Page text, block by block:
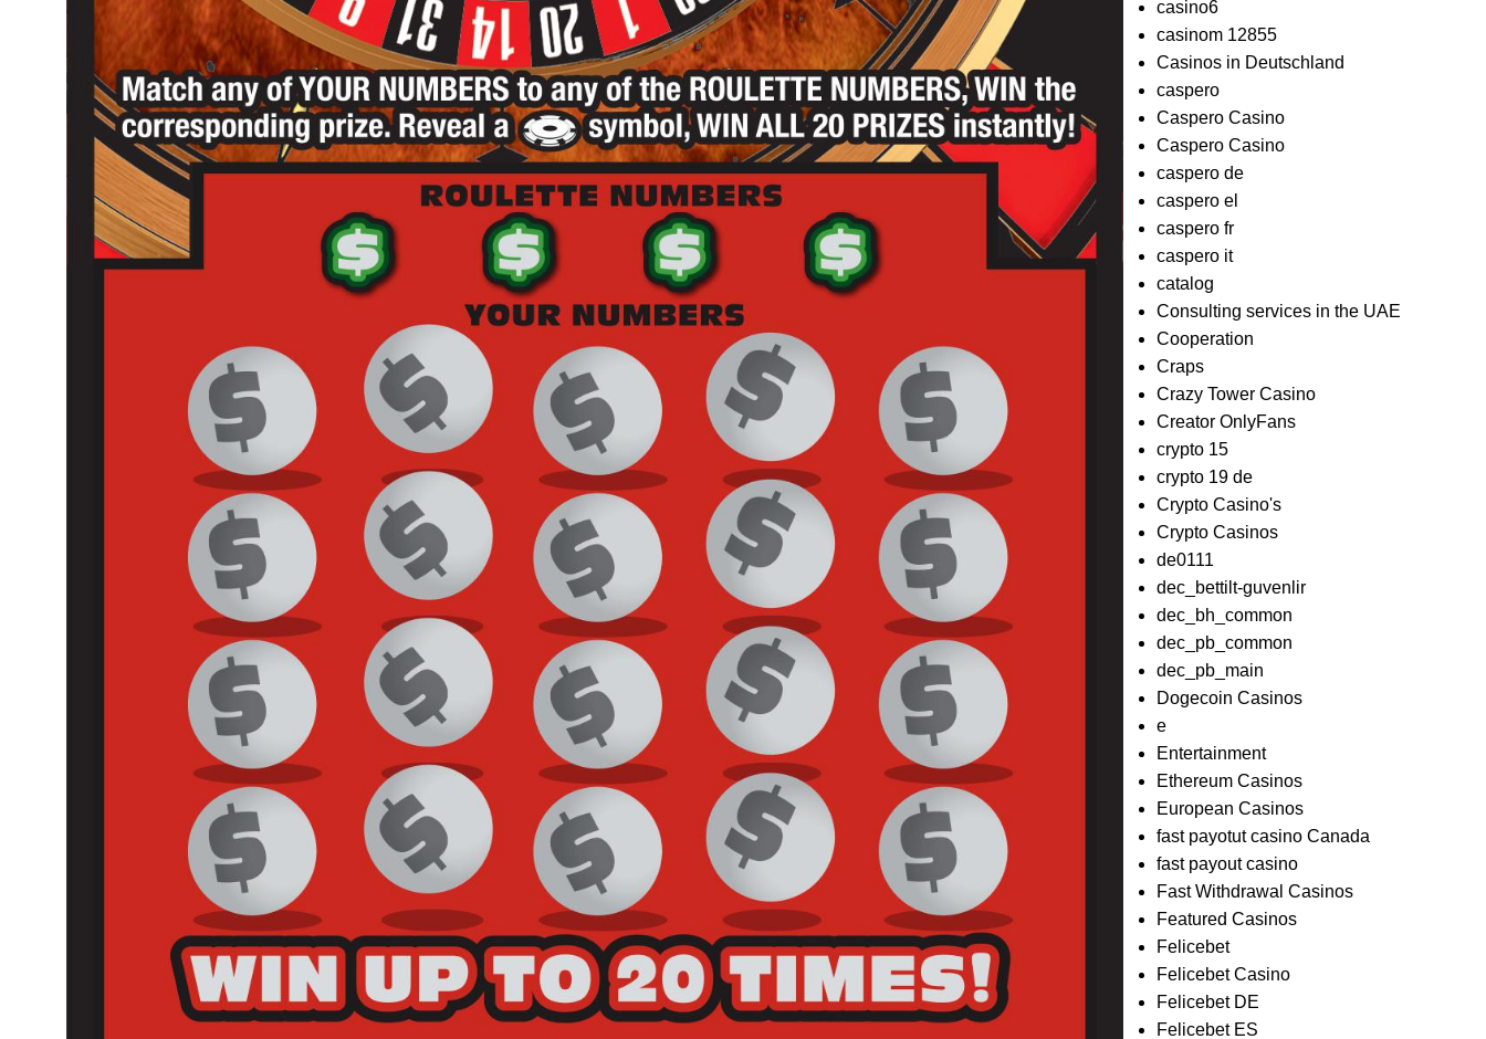
casino6
casinom 12855
Casinos in Deutschland
caspero
Caspero Casino
Caspero Casino
caspero de
caspero el
caspero fr
caspero it
catalog
Consulting services in the UAE
Cooperation
Craps
Crazy Tower Сasino
Creator OnlyFans
crypto 15
crypto 19 de
Crypto Casino's
Crypto Casinos
de0111
dec_bettilt-guvenlir
dec_bh_common
dec_pb_common
dec_pb_main
Dogecoin Casinos
e
Entertainment
Ethereum Casinos
European Casinos
fast payotut casino Canada
fast payout casino
Fast Withdrawal Casinos
Featured Casinos
Felicebet
Felicebet Casino
Felicebet DE
Felicebet ES